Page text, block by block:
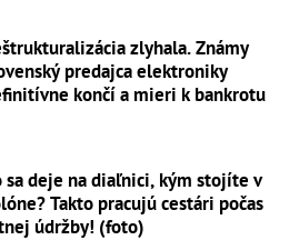
zlyhala. Známy
predajca elektroniky
končí a mieri k bankrotu
sa deje na diaľnici, kým stojíte v
Takto pracujú cestári počas
údržby! (foto)